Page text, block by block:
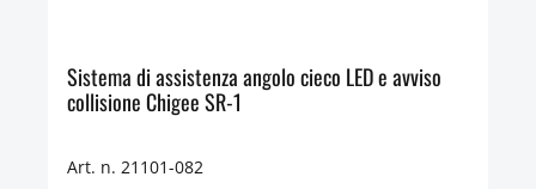
Sistema di assistenza angolo cieco LED e avviso
collisione Chigee SR-1
Art. n. 21101-082